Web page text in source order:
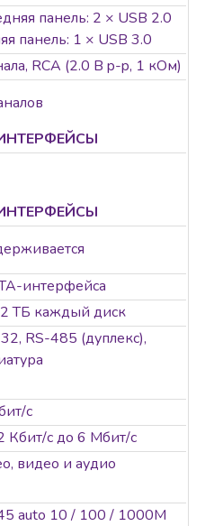
панель: 2 × USB 2.0
панель: 1 × USB 3.0
RCA (2.0 В p-p, 1 кОм)
интерфейса
TБ каждый диск
RS-485 (дуплекс),
с
Кбит/с до 6 Мбит/с
видео и аудио
auto 10 / 100 / 1000M